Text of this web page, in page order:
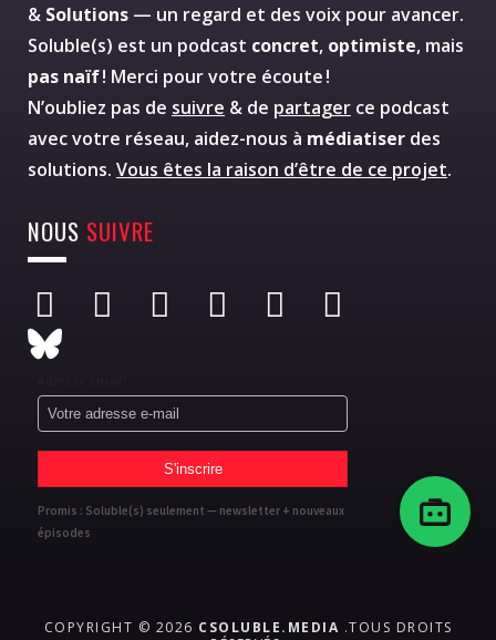
& Solutions — un regard et des voix pour avancer.
Soluble(s) est un podcast concret, optimiste, mais
pas naïf! Merci pour votre écoute !
N’oubliez pas de suivre & de partager ce podcast
avec votre réseau, aidez-nous à médiatiser des
solutions. Vous êtes la raison d’être de ce projet.
NOUS SUIVRE
Promis : Soluble(s) seulement — newsletter + nouveaux
épisodes
COPYRIGHT © 2026 CSOLUBLE.MEDIA .TOUS DROITS